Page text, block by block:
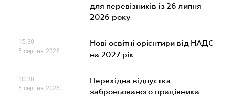
для перевізників із 26 липня
2026 року
15.30
5 серпня 2026
Нові освітні орієнтири від НАДС
на 2027 рік
10.30
5 серпня 2026
Перехідна відпустка
заброньованого працівника